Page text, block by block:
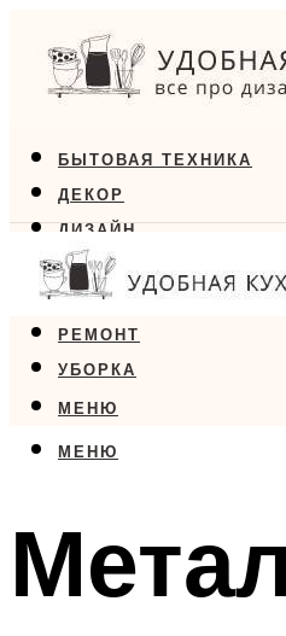
БЫТОВАЯ ТЕХНИКА
ДЕКОР
ДИЗАЙН
ЕДА
МЕБЕЛЬ
РЕМОНТ
УБОРКА
МЕНЮ
МЕНЮ